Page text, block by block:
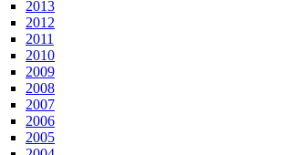
2013
2012
2011
2010
2009
2008
2007
2006
2005